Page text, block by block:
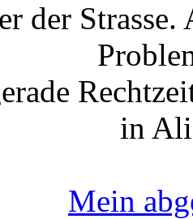
der
in
Mein